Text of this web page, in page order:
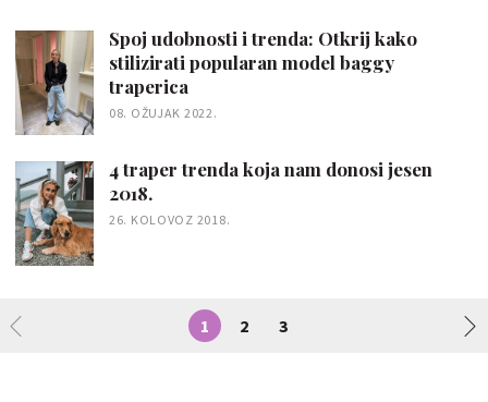
Spoj udobnosti i trenda: Otkrij kako
stilizirati popularan model baggy
traperica
08. OŽUJAK 2022.
4 traper trenda koja nam donosi jesen
2018.
26. KOLOVOZ 2018.
1 2 3